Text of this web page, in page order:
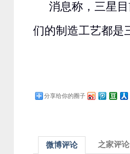
消息称，三星
们的制造工艺都是
分享给你的圈子
微博评论 之家评论